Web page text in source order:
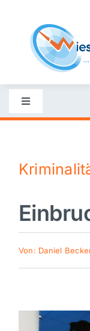
content
Toggle
Navigation
Nachrichten
Politik
Wirtschaft
Von: Daniel